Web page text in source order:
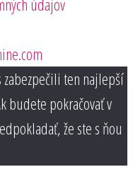
údajov
zabezpečili ten najlepší
budete pokračovať v
že ste s ňou